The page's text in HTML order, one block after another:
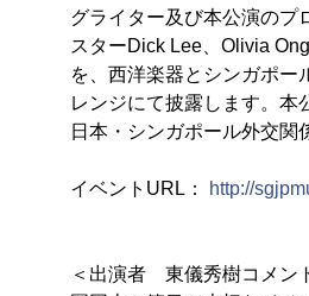
グライター及び本公演のプ
スターDick Lee、Olivia
を、西洋楽器とシンガポー
レンジにて披露します。本
日本・シンガポール外交関
イベントURL： http://
＜出演者 東儀秀樹コメン